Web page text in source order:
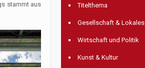
stammt aus
Titelthema
Gesellschaft & Lokales
Wirtschaft und Politik
Kunst & Kultur